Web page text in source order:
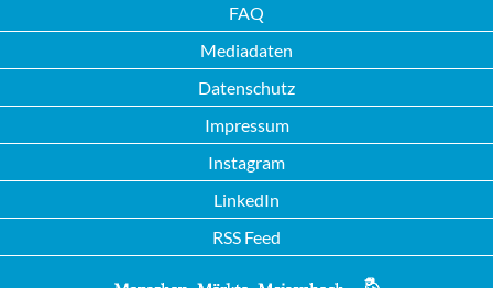
FAQ
Mediadaten
Datenschutz
Impressum
Instagram
LinkedIn
RSS Feed